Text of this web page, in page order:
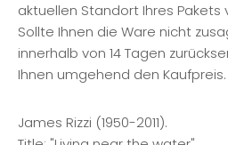
aktuellen Standort Ihres Pakets
Sollte Ihnen die Ware nicht
innerhalb von 14 Tagen
Ihnen umgehend den Kaufpreis.
James Rizzi (1950-2011).